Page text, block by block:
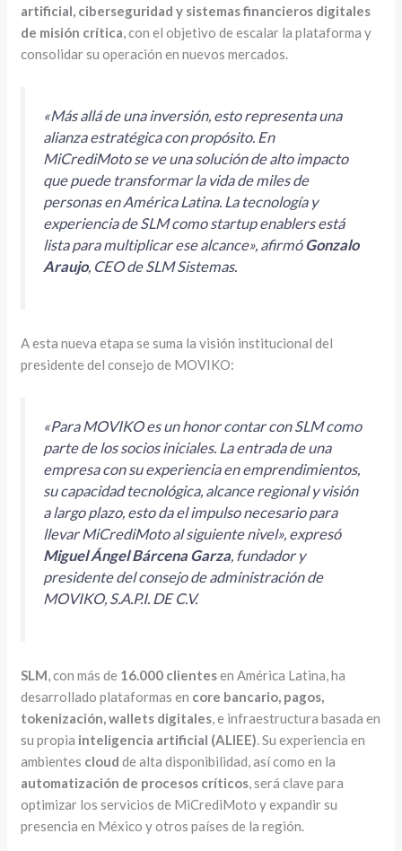
artificial, ciberseguridad y sistemas financieros digitales
de misión crítica, con el objetivo de escalar la plataforma y
consolidar su operación en nuevos mercados.
«Más allá de una inversión, esto representa una
alianza estratégica con propósito. En
MiCrediMoto se ve una solución de alto impacto
que puede transformar la vida de miles de
personas en América Latina. La tecnología y
experiencia de SLM comostartup enablersestá
lista para multiplicar ese alcance», afirmóGonzalo
Araujo, CEO de SLM Sistemas.
A esta nueva etapa se suma la visión institucional del
presidente del consejo de MOVIKO:
«Para MOVIKO es un honor contar con SLM como
parte de los socios iniciales. La entrada de una
empresa con su experiencia en emprendimientos,
su capacidad tecnológica, alcance regional y visión
a largo plazo, esto da el impulso necesario para
llevar MiCrediMoto al siguiente nivel», expresó
Miguel Ángel Bárcena Garza, fundador y
presidente del consejo de administración de
MOVIKO, S.A.P.I. DE C.V.
SLM, con más de 16.000 clientesen América Latina, ha
desarrollado plataformas en core bancario, pagos,
tokenización, wallets digitales, e infraestructura basada en
su propia inteligencia artificial (ALIEE). Su experiencia en
ambientes cloud de alta disponibilidad, así como en la
automatización de procesos críticos, será clave para
optimizar los servicios de MiCrediMoto y expandir su
presencia en México y otros países de la región.